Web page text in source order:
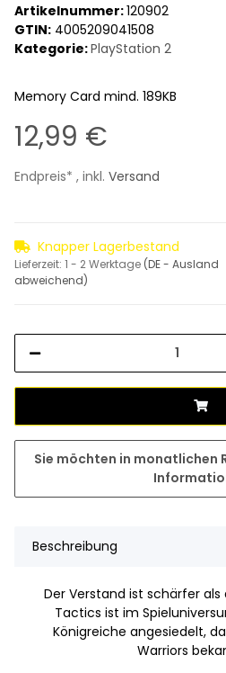
Artikelnummer:120902
GTIN: 4005209041508
Kategorie:PlayStation 2
Memory Card mind. 189KB
12,99 €
Endpreis* , inkl. Versand
Knapper Lagerbestand
Lieferzeit: 1 - 2 Werktage (DE - Ausland
abweichend)
Sie möchten in monatlichen
Beschreibung
Der Verstand ist schärfer als
Tactics ist im
Königreiche angesiedelt,
Warriors